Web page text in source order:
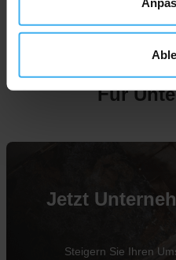
Für
Jetzt
Steigern Sie Ihren